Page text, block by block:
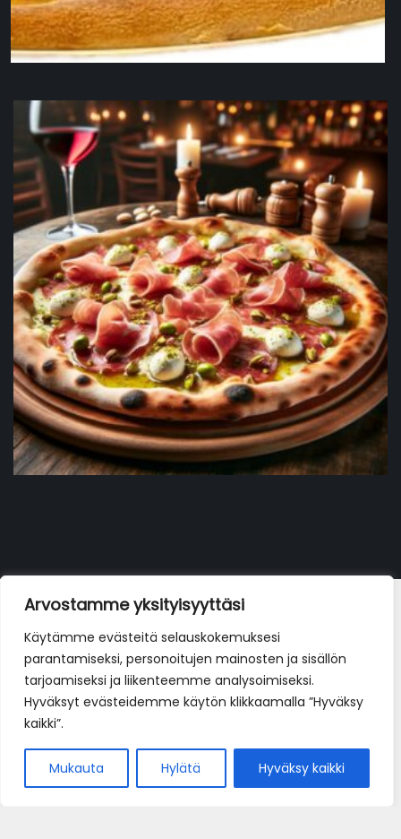
Arvostamme yksityisyyttäsi
Käytämme evästeitä selauskokemuksesi
parantamiseksi, personoitujen mainosten ja sisällön
tarjoamiseksi ja liikenteemme analysoimiseksi.
Hyväksyt evästeidemme käytön klikkaamalla ”Hyväksy
kaikki”.
Mukauta Hylätä Hyväksy kaikki
Bianca VL/ LL
17,90€
La pizza con mortadella e bufala
19,90€